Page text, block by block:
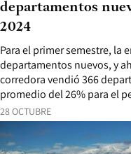
28 OCTUBRE
Para el primer semestre, la
departamentos nuevos, y
corredora vendió 366
promedio del 26% para el
departamentos
2024